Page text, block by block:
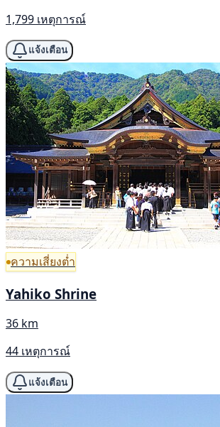
1,799 เหตุการณ์
แจ้งเตือน
ความเสี่ยงต่ำ
Yahiko Shrine
36 km
44 เหตุการณ์
แจ้งเตือน